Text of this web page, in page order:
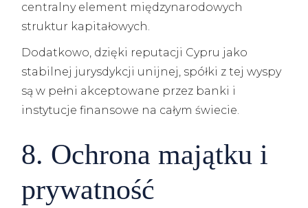
centralny element międzynarodowych
struktur kapitałowych.
Dodatkowo, dzięki reputacji Cypru jako
stabilnej jurysdykcji unijnej, spółki z tej wyspy
są w pełni akceptowane przez banki i
instytucje finansowe na całym świecie.
8. Ochrona majątku i
prywatność